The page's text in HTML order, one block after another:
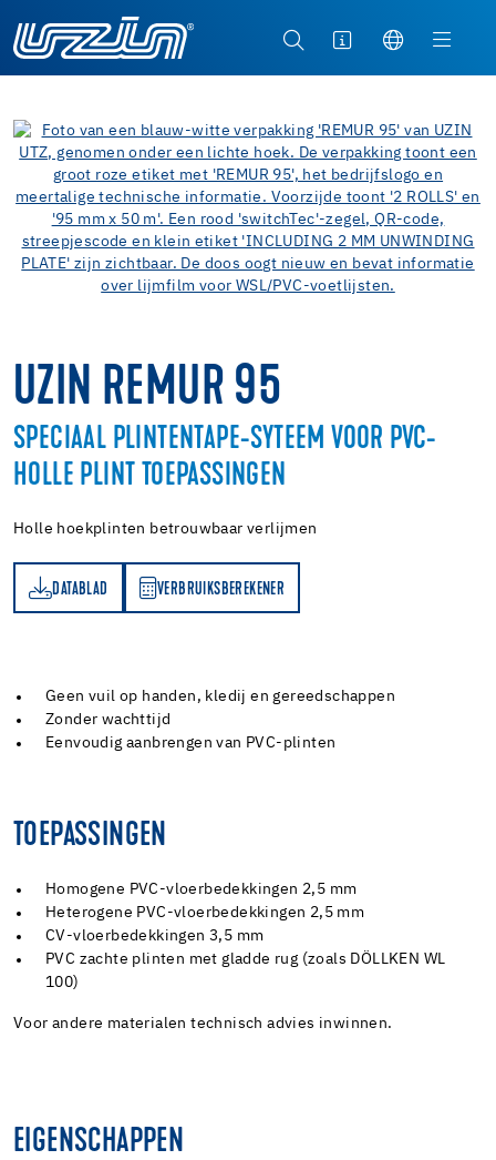
UZIN REMUR 95
SPECIAAL PLINTENTAPE-SYTEEM VOOR PVC-
HOLLE PLINT TOEPASSINGEN
Holle hoekplinten betrouwbaar verlijmen
DATABLAD VERBRUIKSBEREKENER
Geen vuil op handen, kledij en gereedschappen
Zonder wachttijd
Eenvoudig aanbrengen van PVC-plinten
TOEPASSINGEN
Homogene PVC-vloerbedekkingen 2,5 mm
Heterogene PVC-vloerbedekkingen 2,5 mm
CV-vloerbedekkingen 3,5 mm
PVC zachte plinten met gladde rug (zoals DÖLLKEN WL
100)
Voor andere materialen technisch advies inwinnen.
EIGENSCHAPPEN